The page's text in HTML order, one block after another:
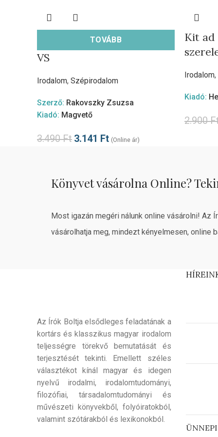
TOVÁBB
VS
Irodalom, Szépirodalom
Szerző: Rakovszky Zsuzsa
Kiadó: Magvető
3.490Ft 3.141 Ft (Online ár)
Kit ad
Irodalom,
Kiadó:
2.900
Könyvet vásárolna Online?
Most igazán megéri nálunk online vásárolni! Az
vásárolhatja meg, mindezt kényelmesen,
Az Írók Boltja elsődleges feladatának a
kortárs és klasszikus magyar irodalom
teljességre törekvő bemutatását és
terjesztését tekinti. Emellett széles
választékot kínál magyar és idegen
nyelvű irodalmi, irodalomtudományi,
filozófiai, társadalomtudományi és
művészeti könyvekből, folyóiratokból,
valamint szótárakból és lexikonokból.